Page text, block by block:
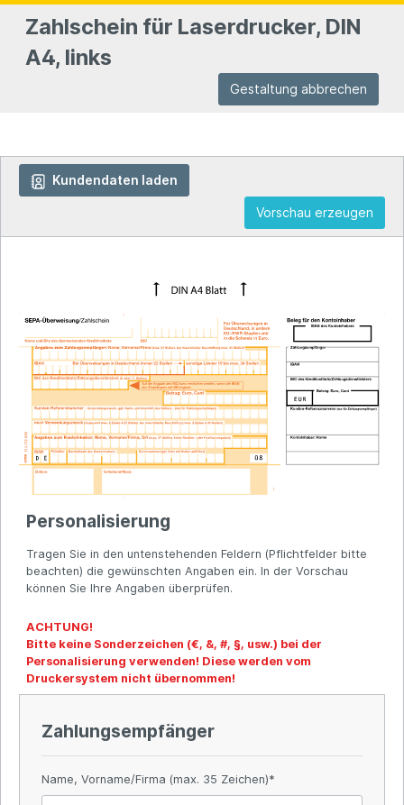
Zahlschein für Laserdrucker, DIN
A4, links
Gestaltung abbrechen
Kundendaten laden
Personalisierung
Tragen Sie in den untenstehenden Feldern (Pflichtfelder bitte
beachten) die gewünschten Angaben ein. In der Vorschau
können Sie Ihre Angaben überprüfen.
ACHTUNG!
Bitte keine Sonderzeichen (€, &, #, §, usw.) bei der
Personalisierung verwenden! Diese werden vom
Druckersystem nicht übernommen!
Zahlungsempfänger
Name, Vorname/Firma (max. 35 Zeichen)*